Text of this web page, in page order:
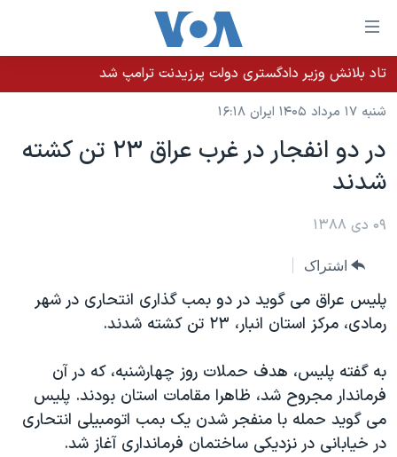
لینکهای
قابل
دسترسی
جهش
محتوای
اصلی
به
اصلی
جهش
به
خانه
نسخه سبک وب‌سایت
موضوع ها
ایران
آمریکا
گزیده‌ها
ویدیوها
فرهنگ و زندگی
حقوق شهروندی
برنامه های تلویزیونی
جدول برنامه ها
صفحه‌های ویژه
عملیات خشم حماسی
بایگانی برنامه‌های تلویزیونی
مستندها
انتخابات ریاست جمهوری آمریکا ۲۰۲۴
فرکانس‌های صدای آمریکا
پخش رادیویی
یادگیری زبان انگلیسی
دنبال کنید
تاد بلانش وزیر دادگستری دولت پرزیدنت ترامپ شد
شنبه ۱۷ مرداد ۱۴۰۵ ایران ۱۶:۱۸
در دو انفجار در غرب عراق ۲۳ تن کشته
شدند
۰۹ دی ۱۳۸۸
اشتراک
پلیس عراق می گوید در دو بمب گذاری انتحاری در شهر
رمادی، مرکز استان انبار، ۲۳ تن کشته شدند.
به گفته پلیس، هدف حملات روز چهارشنبه، که در آن
فرماندار مجروح شد، ظاهرا مقامات استان بودند. پلیس
می گوید حمله با منفجر شدن یک بمب اتومبیلی انتحاری
در خیابانی در نزدیکی ساختمان فرمانداری آغاز شد.